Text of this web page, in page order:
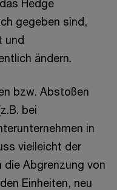
Hedge
gegeben sind,
und
ändern.
bzw. Abstoßen
bei
in
vielleicht der
Abgrenzung von
Einheiten, neu